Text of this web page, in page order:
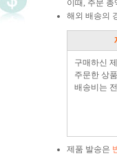
이때, 주문
해외 배송의
구매하신
주문한 상
배송비는
제품 발송은